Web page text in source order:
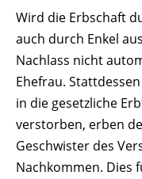
Schenken
Schlichten
Unternehmen
Fachbeiträge
Wissenswertes
Ablauf
Merkblätter
Notarkosten
Wird die Erbschaft
auch durch Enkel
Nachlass nicht
Ehefrau.
in die gesetzliche
verstorben, erben
Geschwister des
Nachkommen. Dies